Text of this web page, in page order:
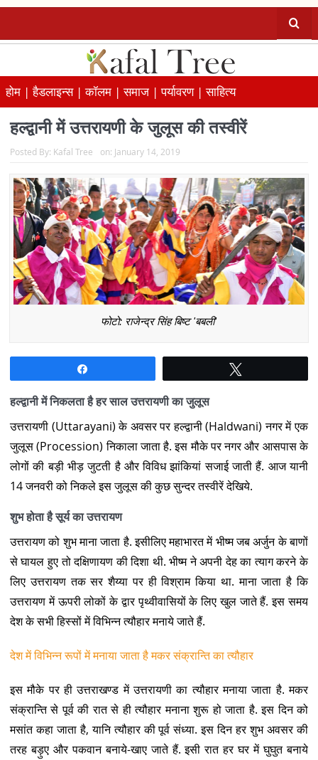
होम |हैडलाइन्स |कॉलम |समाज |पर्यावरण |साहित्य
हल्द्वानी में उत्तरायणी के जुलूस की तस्वीरें
Posted By: Kafal Tree on: January 14, 2019
फोटो: राजेन्द्र सिंह बिष्ट 'बबली'
हल्द्वानी में निकलता है हर साल उत्तरायणी का जुलूस
उत्तरायणी (Uttarayani) के अवसर पर हल्द्वानी (Haldwani) नगर में एक
जुलूस (Procession) निकाला जाता है. इस मौके पर नगर और आसपास के
लोगों की बड़ी भीड़ जुटती है और विविध झांकियां सजाई जाती हैं. आज यानी
14 जनवरी को निकले इस जुलूस की कुछ सुन्दर तस्वीरें देखिये.
शुभ होता है सूर्य का उत्तरायण
उत्तरायण को शुभ माना जाता है. इसीलिए महाभारत में भीष्म जब अर्जुन के बाणों
से घायल हुए तो दक्षिणायण की दिशा थी. भीष्म ने अपनी देह का त्याग करने के
लिए उत्तरायण तक सर शैय्या पर ही विश्राम किया था. माना जाता है कि
उत्तरायण में ऊपरी लोकों के द्वार पृथ्वीवासियों के लिए खुल जाते हैं. इस समय
देश के सभी हिस्सों में विभिन्न त्यौहार मनाये जाते हैं.
देश में विभिन्न रूपों में मनाया जाता है मकर संक्रान्ति का त्यौहार
इस मौके पर ही उत्तराखण्ड में उत्तरायणी का त्यौहार मनाया जाता है. मकर
संक्रान्ति से पूर्व की रात से ही त्यौहार मनाना शुरू हो जाता है. इस दिन को
मसांत कहा जाता है, यानि त्यौहार की पूर्व संध्या. इस दिन हर शुभ अवसर की
तरह बड़ुए और पकवान बनाये-खाए जाते हैं. इसी रात हर घर में घुघुत बनाये